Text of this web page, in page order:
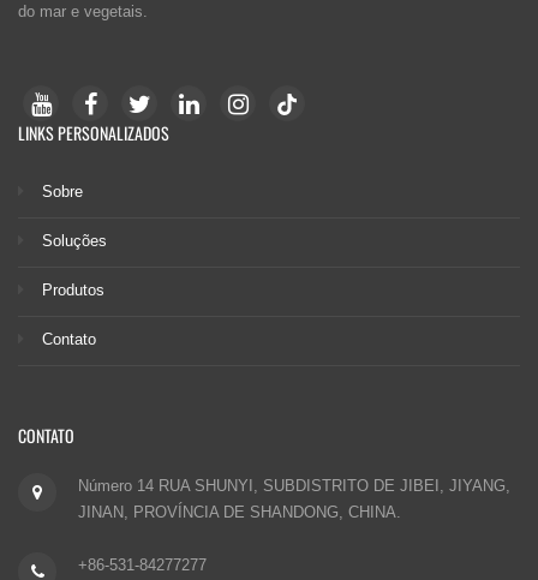
do mar e vegetais.
LINKS PERSONALIZADOS
Sobre
Soluções
Produtos
Contato
CONTATO
Número 14 RUA SHUNYI, SUBDISTRITO DE JIBEI, JIYANG,
JINAN, PROVÍNCIA DE SHANDONG, CHINA.
+86-531-84277277